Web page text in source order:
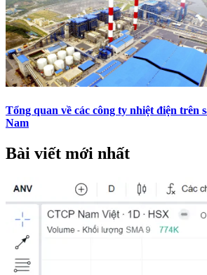
Tổng quan về các công ty nhiệt điện trên
Nam
Bài viết mới nhất